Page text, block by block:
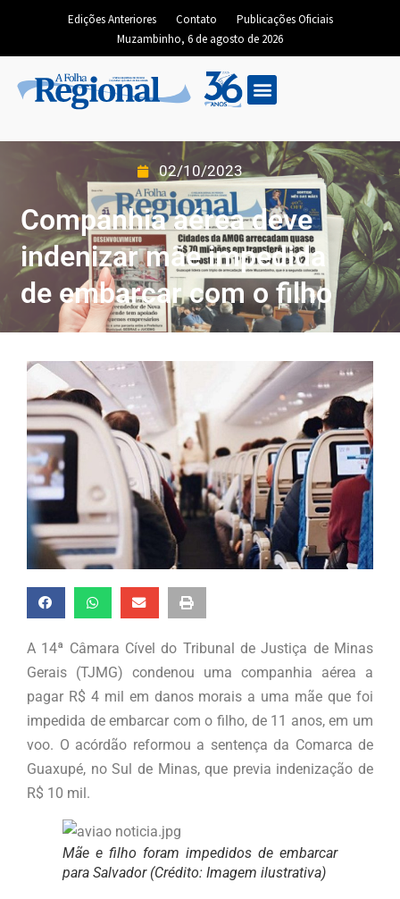
Edições Anteriores Contato
Publicações Oficiais
Muzambinho, 6 de agosto de 2026
02/10/2023
Companhia aérea deve
indenizar mãe impedida
de embarcar com o filho
A 14ª Câmara Cível do Tribunal de Justiça de Minas
Gerais (TJMG) condenou uma companhia aérea a
pagar R$ 4 mil em danos morais a uma mãe que foi
impedida de embarcar com o filho, de 11 anos, em um
voo. O acórdão reformou a sentença da Comarca de
Guaxupé, no Sul de Minas, que previa indenização de
R$ 10 mil.
Mãe e filho foram impedidos de embarcar
para Salvador (Crédito: Imagem ilustrativa)